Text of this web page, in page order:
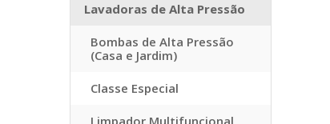
Lavadoras de Alta Pressão
Bombas de Alta Pressão
(Casa e Jardim)
Classe Especial